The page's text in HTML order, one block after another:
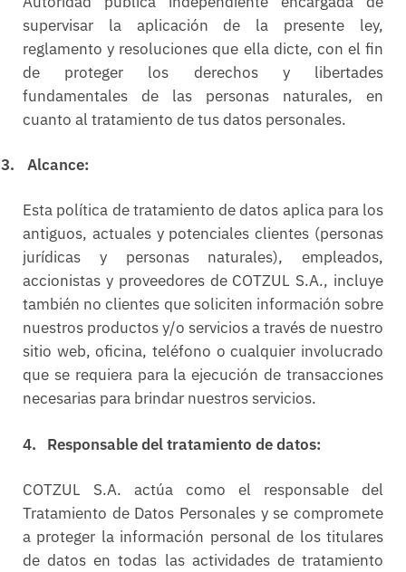
supervisar la aplicación de la presente ley,
reglamento y resoluciones que ella dicte, con el fin
de proteger los derechos y libertades
fundamentales de las personas naturales, en
cuanto al tratamiento de tus datos personales.
3. Alcance:
Esta política de tratamiento de datos aplica para los
antiguos, actuales y potenciales clientes (personas
jurídicas y personas naturales), empleados,
accionistas y proveedores de COTZUL S.A., incluye
también no clientes que soliciten información sobre
nuestros productos y/o servicios a través de nuestro
sitio web, oficina, teléfono o cualquier involucrado
que se requiera para la ejecución de transacciones
necesarias para brindar nuestros servicios.
4. Responsable del tratamiento de datos:
COTZUL S.A. actúa como el responsable del
Tratamiento de Datos Personales y se compromete
a proteger la información personal de los titulares
de datos en todas las actividades de tratamiento